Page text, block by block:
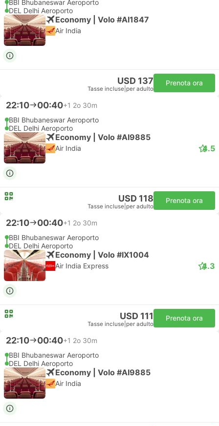
BBI Bhubaneswar Aeroporto
DEL Delhi Aeroporto
Economy | Volo #AI1847
Air India
USD 137
Tasse incluse per adulto
Prenota ora
22:10 00:40+1 2o 30m
BBI Bhubaneswar Aeroporto
DEL Delhi Aeroporto
Economy | Volo #AI9885
Air India 4.5
USD 118
Tasse incluse per adulto
Prenota ora
22:10 00:40+1 2o 30m
BBI Bhubaneswar Aeroporto
DEL Delhi Aeroporto
Economy | Volo #IX1004
Air India Express 4.3
USD 111
Tasse incluse per adulto
Prenota ora
22:10 00:40+1 2o 30m
BBI Bhubaneswar Aeroporto
DEL Delhi Aeroporto
Economy | Volo #AI9885
Air India